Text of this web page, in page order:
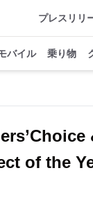
プレスリリ
バイル 乗り物
of the